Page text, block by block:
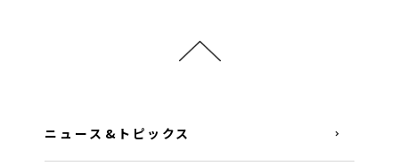
ニュース&トピックス